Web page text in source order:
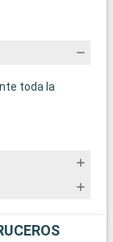
toda la